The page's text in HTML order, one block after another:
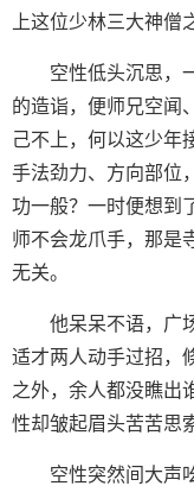
上这位少林三大神僧
空性低头沉思，
的造诣，便师兄空闻
己不上，何以这少年
手法劲力、方向部位
功一般？一时便想到
师不会龙爪手，那是
无关。
他呆呆不语，广
适才两人动手过招，
之外，余人都没瞧出
性却皱起眉头苦苦思
空性突然间大声